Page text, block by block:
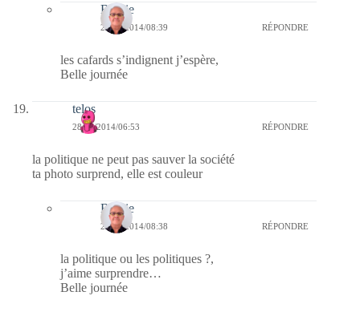
Bernie
28/07/2014/08:39 RÉPONDRE
les cafards s’indignent j’espère,
Belle journée
telos
28/07/2014/06:53 RÉPONDRE
la politique ne peut pas sauver la société
ta photo surprend, elle est couleur
Bernie
28/07/2014/08:38 RÉPONDRE
la politique ou les politiques ?,
j’aime surprendre…
Belle journée